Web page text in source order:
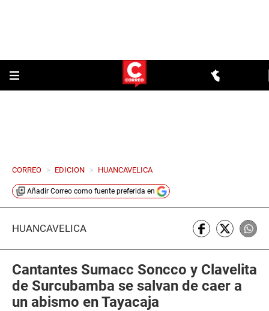
CORREO > EDICION > HUANCAVELICA
Añadir Correo como fuente preferida en
HUANCAVELICA
Cantantes Sumacc Soncco y Clavelita
de Surcubamba se salvan de caer a
un abismo en Tayacaja